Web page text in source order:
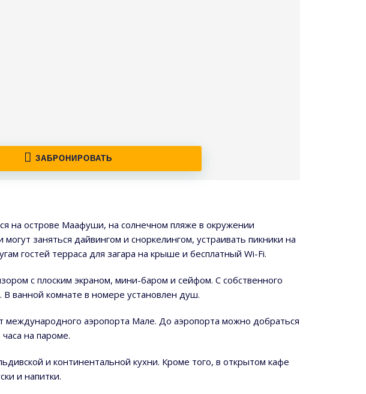
ЗАБРОНИРОВАТЬ
на острове Маафуши, на солнечном пляже в окружении
заняться дайвингом и сноркелингом, устраивать пикники на
гостей терраса для загара на крыше и бесплатный Wi-Fi.
с плоским экраном, мини-баром и сейфом. С собственного
ванной комнате в номере установлен душ.
международного аэропорта Мале. До аэропорта можно добраться
на пароме.
и континентальной кухни. Кроме того, в открытом кафе
и напитки.